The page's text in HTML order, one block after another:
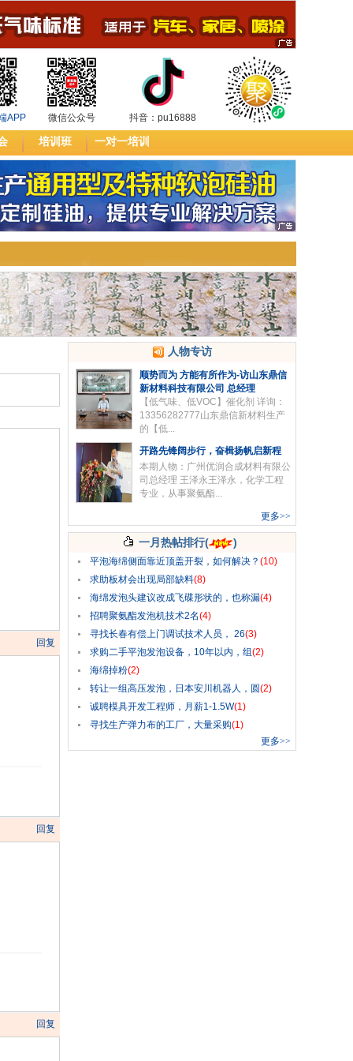
APP 微信公众号 抖音：pu16888
培训班 一对一培训
回复
回复
回复
人物专访
顺势而为 方能有所作为-访山东鼎信
新材料科技有限公司 总经理
【低气味、低VOC】催化剂 详询：
13356282777山东鼎信新材料生产
的【低...
开路先锋阔步行，奋楫扬帆启新程
本期人物：广州优润合成材料有限公
司总经理 王泽永王泽永，化学工程
专业，从事聚氨酯...
更多>>
一月热帖排行( )
平泡海绵侧面靠近顶盖开裂，如何解决？ (10)
求助板材会出现局部缺料(8)
海绵发泡头建议改成飞碟形状的，也称漏(4)
招聘聚氨酯发泡机技术2名(4)
寻找长春有偿上门调试技术人员， 26(3)
求购二手平泡发泡设备，10年以内，组(2)
海绵掉粉(2)
转让一组高压发泡，日本安川机器人，圆(2)
诚聘模具开发工程师，月薪1-1.5W(1)
寻找生产弹力布的工厂，大量采购(1)
更多>>